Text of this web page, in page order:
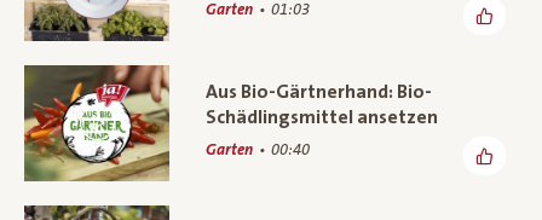
Garten 01:03
Aus Bio-Gärtnerhand: Bio-
Schädlingsmittel ansetzen
Garten 00:40